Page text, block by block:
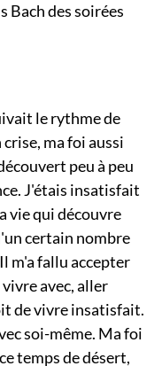
Bach des soirées
le rythme de
ma foi aussi
peu à peu
J'étais insatisfait
vie qui découvre
certain nombre
m'a fallu accepter
avec, aller
de vivre insatisfait.
soi-même. Ma foi
temps de désert,